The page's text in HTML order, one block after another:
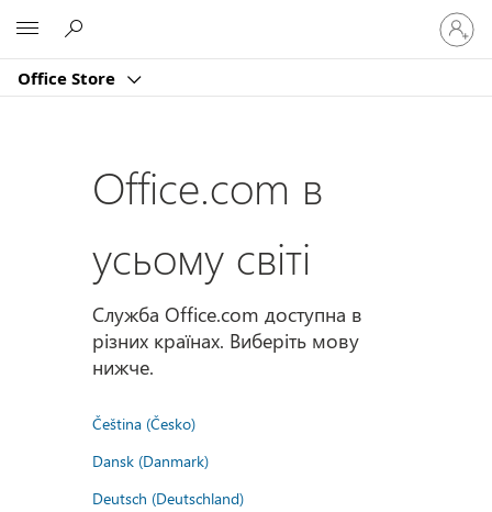
Office Store
свій
запис
Office.com в
усьому світі
Служба Office.com доступна в
різних країнах. Виберіть мову
нижче.
Čeština (Česko)
Dansk (Danmark)
Deutsch (Deutschland)